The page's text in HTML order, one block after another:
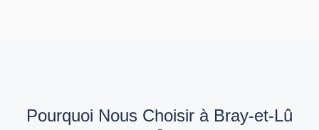
Pourquoi Nous Choisir à Bray-et-Lû